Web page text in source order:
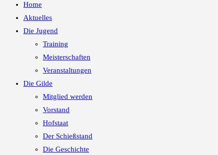
Home
Aktuelles
Die Jugend
Training
Meisterschaften
Veranstaltungen
Die Gilde
Mitglied werden
Vorstand
Hofstaat
Der Schießstand
Die Geschichte